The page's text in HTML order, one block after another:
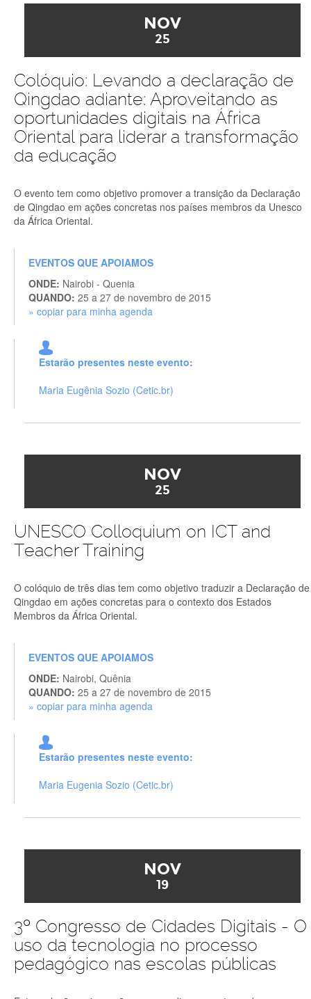
NOV
25
Colóquio: Levando a declaração de
Qingdao adiante: Aproveitando as
oportunidades digitais na África
Oriental para liderar a transformação
da educação
O evento tem como objetivo promover a transição da Declaração
de Qingdao em ações concretas nos países membros da Unesco
da África Oriental.
EVENTOS QUE APOIAMOS
ONDE: Nairobi - Quenia
QUANDO: 25 a 27 de novembro de 2015
» copiar para minha agenda
Estarão presentes neste evento:
Maria Eugênia Sozio (Cetic.br)
NOV
25
UNESCO Colloquium on ICT and
Teacher Training
O colóquio de três dias tem como objetivo traduzir a Declaração de
Qingdao em ações concretas para o contexto dos Estados
Membros da África Oriental.
EVENTOS QUE APOIAMOS
ONDE: Nairobi, Quênia
QUANDO: 25 a 27 de novembro de 2015
» copiar para minha agenda
Estarão presentes neste evento:
Maria Eugenia Sozio (Cetic.br)
NOV
19
3º Congresso de Cidades Digitais - O
uso da tecnologia no processo
pedagógico nas escolas públicas